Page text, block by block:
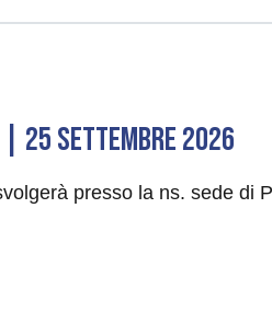
| 25 Settembre 2026
presso la ns. sede di